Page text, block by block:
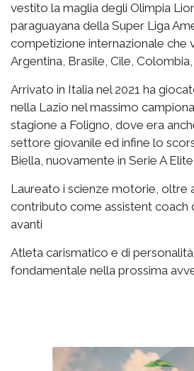
vestito la maglia degli Olimpia
paraguayana della Super Liga
competizione internazionale che
Argentina, Brasile, Cile,
Arrivato in Italia nel 2021 ha
nella Lazio nel massimo
stagione a Foligno, dove era
settore giovanile ed infine lo
Biella, nuovamente in Serie A Elite
Laureato i scienze motorie, oltre
contributo come assistent coach
avanti
Atleta carismatico e di
fondamentale nella prossima